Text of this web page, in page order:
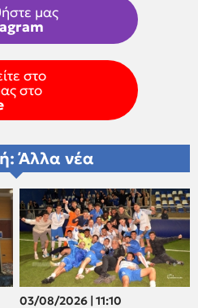
μας
στο
στο
Άλλα νέα
03/08/2026 | 11:10